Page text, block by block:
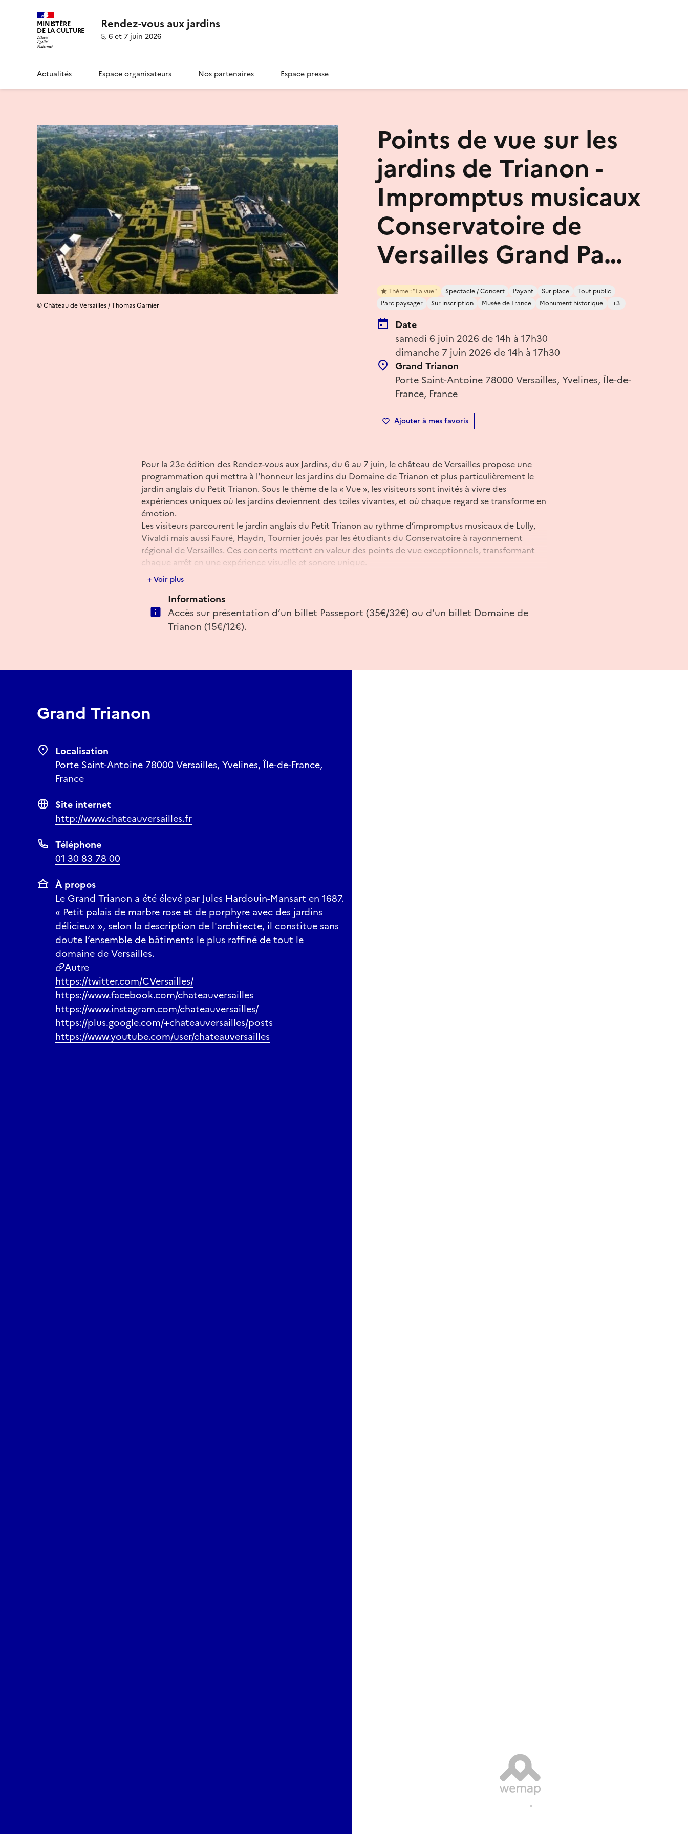
MINISTÈRE
DE LA CULTURE Rendez-vous aux jardins
5, 6 et 7 juin 2026
Actualités Espace organisateurs Nos partenaires Espace presse
Points de vue sur les
jardins de Trianon -
Impromptus musicaux
Conservatoire de
Versailles Grand Pa…
Thème : "La vue" Spectacle / Concert Payant Sur place
Tout public
Parc paysager
Sur inscription Musée de France Monument historique +3
Date
samedi 6 juin 2026 de 14h à 17h30
dimanche 7 juin 2026 de 14h à 17h30
Grand Trianon
Porte Saint-Antoine 78000 Versailles, Yvelines, Île-de-
France, France
Ajouter à mes favoris
© Château de Versailles / Thomas Garnier
Pour la 23e édition des Rendez-vous aux Jardins, du 6 au 7 juin, le château de Versailles propose une
programmation qui mettra à l'honneur les jardins du Domaine de Trianon et plus particulièrement le
jardin anglais du Petit Trianon. Sous le thème de la « Vue », les visiteurs sont invités à vivre des
expériences uniques où les jardins deviennent des toiles vivantes, et où chaque regard se transforme en
émotion.
Les visiteurs parcourent le jardin anglais du Petit Trianon au rythme d’impromptus musicaux de Lully,
Vivaldi mais aussi Fauré, Haydn, Tournier joués par les étudiants du Conservatoire à rayonnement
régional de Versailles. Ces concerts mettent en valeur des points de vue exceptionnels, transformant
chaque arrêt en une expérience visuelle et sonore unique.
Informations pratiques
Accès au Domaine de Trianon, sur présentation d’un billet Passeport ou d’un billet Domaine de
Trianon, de 12h à 18h30 (dernier accès 17h45).
Programme des Rendez-vous aux Jardins en accès libre, sans réservation, de 14h à 17h30.
+ Voir plus
Informations
Accès sur présentation d’un billet Passeport (35€/32€) ou d’un billet Domaine de
Trianon (15€/12€).
Grand Trianon
Localisation
Porte Saint-Antoine 78000 Versailles, Yvelines, Île-de-France,
France
Site internet
http://www.chateauversailles.fr
Téléphone
01 30 83 78 00
À propos
Le Grand Trianon a été élevé par Jules Hardouin-Mansart en 1687.
« Petit palais de marbre rose et de porphyre avec des jardins
délicieux », selon la description de l'architecte, il constitue sans
doute l’ensemble de bâtiments le plus raffiné de tout le
domaine de Versailles.
Autre
https://twitter.com/CVersailles/
https://www.facebook.com/chateauversailles
https://www.instagram.com/chateauversailles/
https://plus.google.com/+chateauversailles/posts
https://www.youtube.com/user/chateauversailles